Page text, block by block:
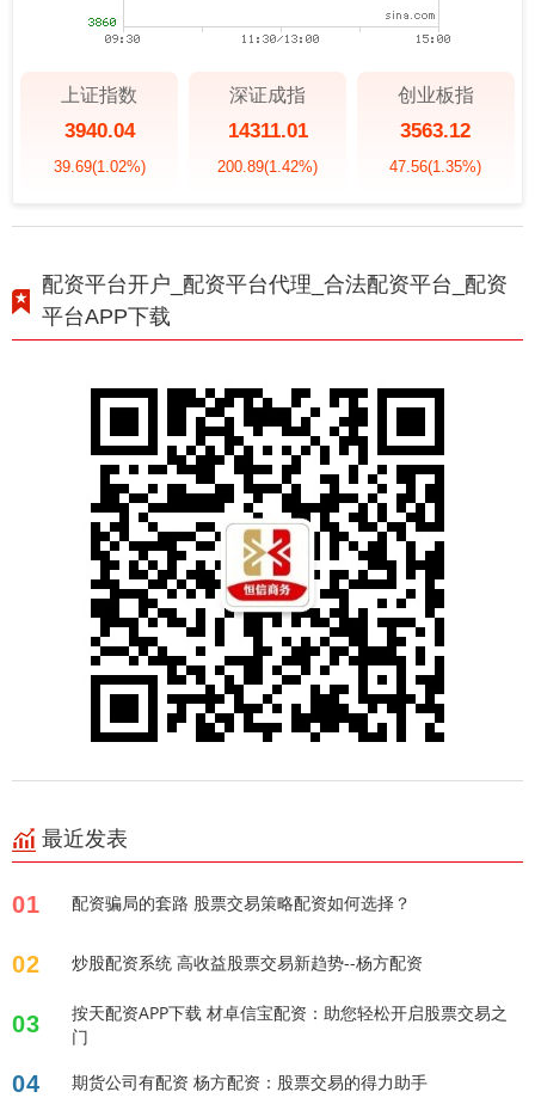
上证指数
3940.04
39.69(1.02%)
深证成指
14311.01
200.89(1.42%)
创业板指
3563.12
47.56(1.35%)
配资平台开户_配资平台代理_合法配资平台_配资
平台APP下载
最近发表
01 配资骗局的套路 股票交易策略配资如何选择？
02 炒股配资系统 高收益股票交易新趋势--杨方配资
03
按天配资APP下载 材卓信宝配资：助您轻松开启股票交易之
门
04 期货公司有配资 杨方配资：股票交易的得力助手